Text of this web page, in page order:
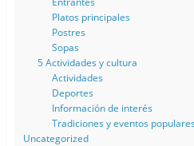
Platos principales
Postres
Sopas
5 Actividades y cultura
Actividades
Deportes
Información de interés
Tradiciones y eventos populares
Uncategorized